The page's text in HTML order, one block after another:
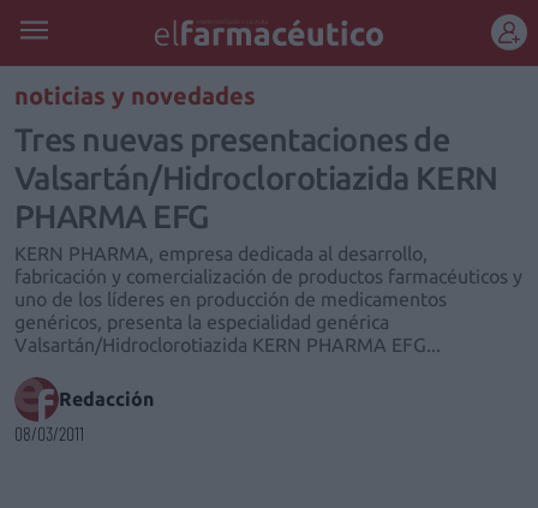
REGÍSTRATE
noticias y novedades
Tres nuevas presentaciones de
Valsartán/Hidroclorotiazida KERN
PHARMA EFG
KERN PHARMA, empresa dedicada al desarrollo,
fabricación y comercialización de productos farmacéuticos y
uno de los líderes en producción de medicamentos
genéricos, presenta la especialidad genérica
Valsartán/Hidroclorotiazida KERN PHARMA EFG...
Redacción
08/03/2011